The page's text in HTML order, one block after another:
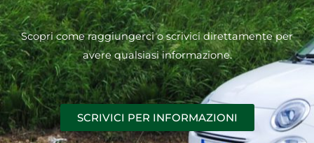
Scopri come raggiungerci o scrivici direttamente per
avere qualsiasi informazione.
SCRIVICI PER INFORMAZIONI